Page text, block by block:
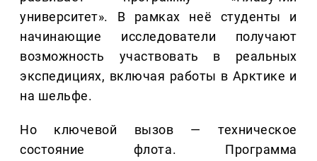
университет». В рамках неё студенты и
начинающие исследователи получают
возможность участвовать в реальных
экспедициях, включая работы в Арктике и
на шельфе.
Но ключевой вызов — техническое
состояние флота. Программа